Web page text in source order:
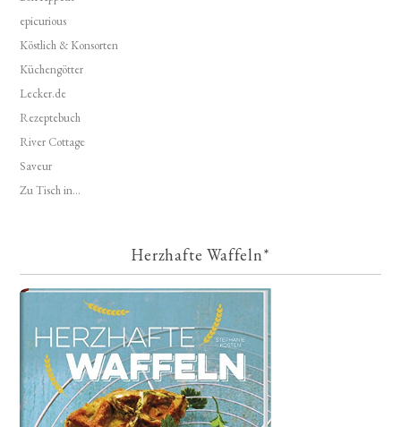
epicurious
Köstlich & Konsorten
Küchengötter
Lecker.de
Rezeptebuch
River Cottage
Saveur
Zu Tisch in...
Herzhafte Waffeln*